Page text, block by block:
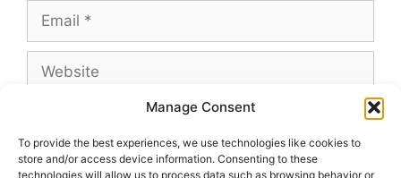
Manage Consent
To provide the best experiences, we use technologies like cookies to
store and/or access device information. Consenting to these
technologies will allow us to process data such as browsing behavior or
Email
Website
This site uses Akismet to reduce spam.Learn